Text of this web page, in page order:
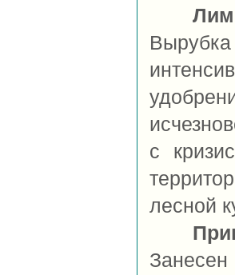
с
лесной